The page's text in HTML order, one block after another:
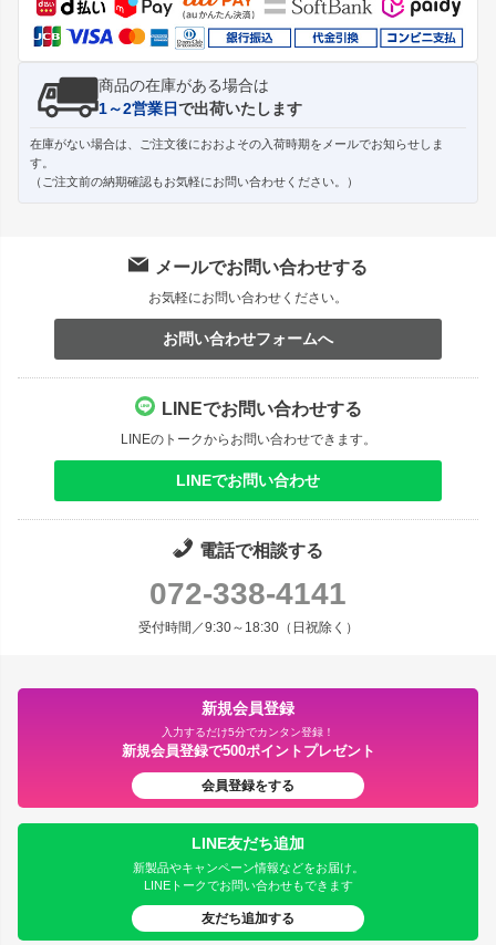
商品の在庫がある場合は
1～2営業日で出荷いたします
在庫がない場合は、ご注文後におおよその入荷時期をメールでお知らせしま
す。
（ご注文前の納期確認もお気軽にお問い合わせください。）
メールでお問い合わせする
お気軽にお問い合わせください。
お問い合わせフォームへ
LINEでお問い合わせする
LINEのトークからお問い合わせできます。
LINEでお問い合わせ
電話で相談する
072-338-4141
受付時間／9:30～18:30（日祝除く）
新規会員登録
入力するだけ5分でカンタン登録！
新規会員登録で500ポイントプレゼント
会員登録をする
LINE友だち追加
新製品やキャンペーン情報などをお届け。
LINEトークでお問い合わせもできます
友だち追加する